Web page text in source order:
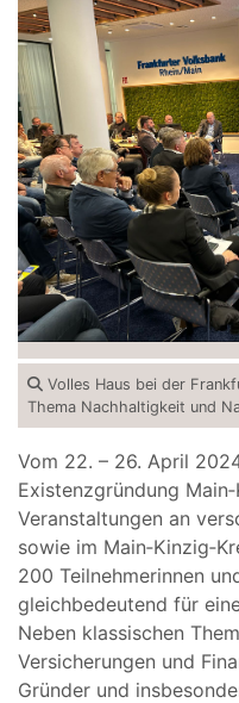
Volles Haus bei der
Thema Nachhaltigkeit und
Vom 22. – 26. April
Existenzgründung
Veranstaltungen an
sowie im
200 Teilnehmerinnen
gleichbedeutend für
Neben klassischen
Versicherungen und
Gründer und